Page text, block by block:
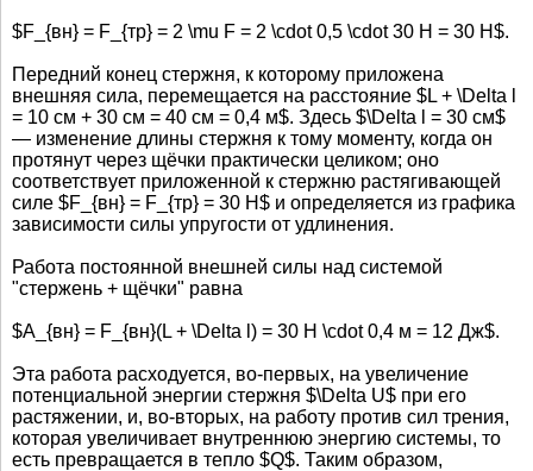
$F_{вн} = F_{тр} = 2 \mu F = 2 \cdot 0,5 \cdot 30 Н = 30 Н$.
Передний конец стержня, к которому приложена
внешняя сила, перемещается на расстояние $L + \Delta l
= 10 см + 30 см = 40 см = 0,4 м$. Здесь $\Delta l = 30 см$
— изменение длины стержня к тому моменту, когда он
протянут через щёчки практически целиком; оно
соответствует приложенной к стержню растягивающей
силе $F_{вн} = F_{тр} = 30 Н$ и определяется из графика
зависимости силы упругости от удлинения.
Работа постоянной внешней силы над системой
"стержень + щёчки" равна
$A_{вн} = F_{вн}(L + \Delta l) = 30 Н \cdot 0,4 м = 12 Дж$.
Эта работа расходуется, во-первых, на увеличение
потенциальной энергии стержня $\Delta U$ при его
растяжении, и, во-вторых, на работу против сил трения,
которая увеличивает внутреннюю энергию системы, то
есть превращается в тепло $Q$. Таким образом,